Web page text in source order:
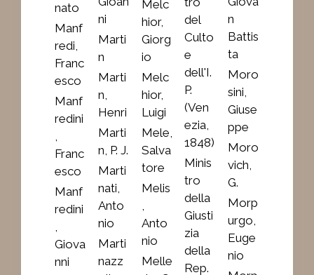
nato
Manf
redi,
Franc
esco
Manf
redini
Franc
esco
Manf
redini
Giova
nni
ni
Marti
n
Marti
n,
Henri
Marti
n, P. J.
Marti
nati,
Anto
nio
Marti
nazz
Melc
hior,
Giorg
io
Melc
hior,
Luigi
Mele,
Salva
tore
Melis
Anto
nio
Melle
del
Culto
e
dell'I.
P.
(Ven
ezia,
1848)
Minis
tro
della
Giusti
zia
della
Rep.
n
Battis
ta
Moro
sini,
Giuse
ppe
Moro
vich,
G.
Morp
urgo,
Euge
nio